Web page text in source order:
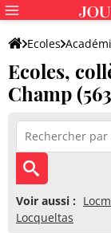
Ecoles
Ecoles,
Champ
Voir aussi :
Locqueltas